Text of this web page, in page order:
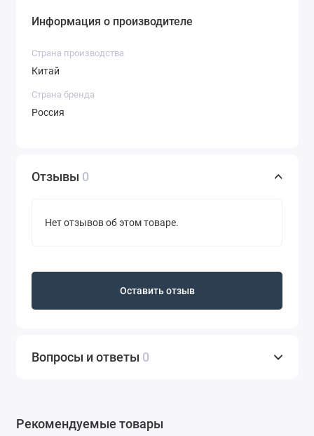
Информация о производителе
Страна производства
Китай
Страна бренда
Россия
Отзывы 0
Нет отзывов об этом товаре.
Оставить отзыв
Вопросы и ответы 0
Рекомендуемые товары